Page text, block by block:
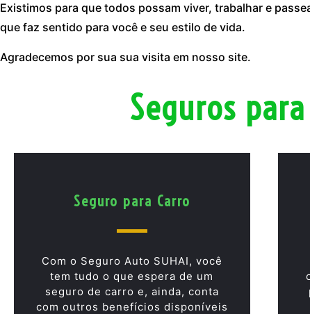
Existimos para que todos possam viver, trabalhar e
que faz sentido para você e seu estilo de vida.
Agradecemos por sua sua visita em nosso site.
Seguros
Seguro para Carro
Com o Seguro Auto SUHAI, você
tem tudo o que espera de um
seguro de carro e, ainda, conta
com outros benefícios disponíveis